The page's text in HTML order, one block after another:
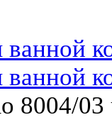
ванной
ванной
8004/